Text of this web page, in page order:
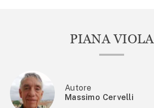
PIANA VIOLA
Autore
Massimo Cervelli